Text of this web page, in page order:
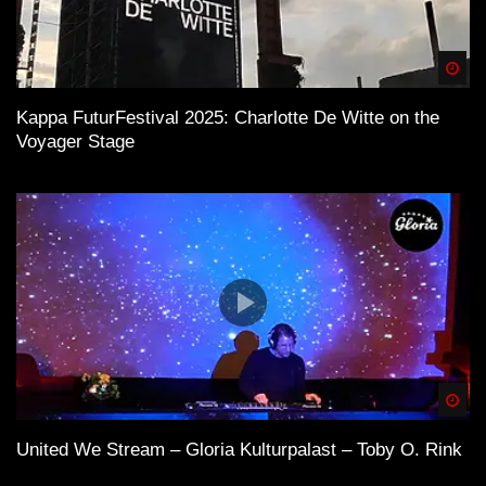
Kappa FuturFestival 2025: Charlotte De Witte on the
Voyager Stage
United We Stream – Gloria Kulturpalast – Toby O. Rink